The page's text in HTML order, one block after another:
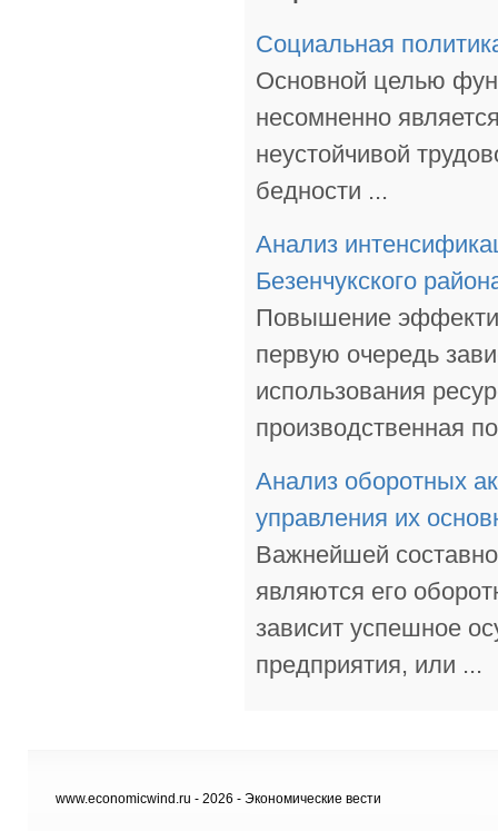
Социальная
Основной целью
несомненно
неустойчивой
бедности ...
Анализ
Безенчукского
Повышение
первую очередь
использования
производственная
Анализ оборотных
управления их
Важнейшей
являются его
зависит успешное
предприятия, или ...
www.economicwind.ru - 2026 - Экономические вести